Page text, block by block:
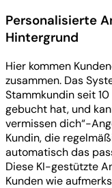
Personalisierte
Hintergrund
Hier kommen
zusammen. Das
Stammkundin seit
gebucht hat, und
vermissen dich“-
Kundin, die
automatisch das
Diese KI-gestützte
Kunden wie